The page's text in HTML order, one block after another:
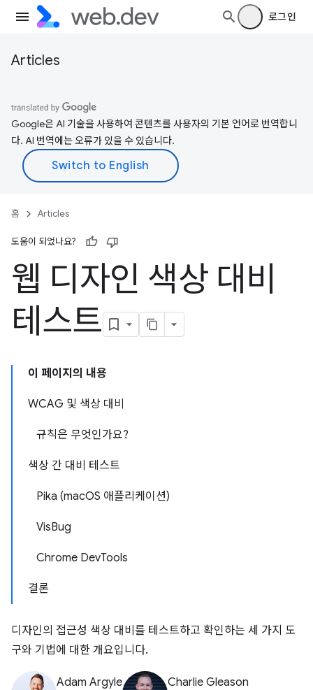
로그인
Articles
Google은 AI 기술을 사용하여 콘텐츠를 사용자의 기본 언어로 번역합니
다. AI 번역에는 오류가 있을 수 있습니다.
홈 Articles
도움이 되었나요?
웹 디자인 색상 대비
테스트
이 페이지의 내용
WCAG 및 색상 대비
규칙은 무엇인가요?
색상 간 대비 테스트
Pika (macOS 애플리케이션)
VisBug
Chrome DevTools
결론
디자인의 접근성 색상 대비를 테스트하고 확인하는 세 가지 도
구와 기법에 대한 개요입니다.
Adam Argyle Charlie Gleason